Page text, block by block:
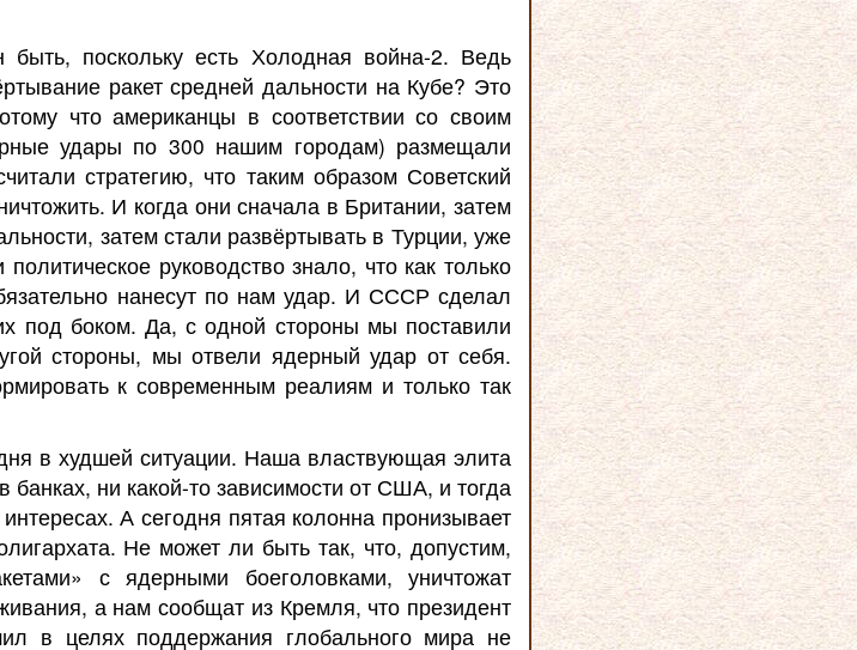
быть, поскольку есть Холодная война-2. Ведь
ракет средней дальности на Кубе? Это
что американцы в соответствии со своим
удары по 300 нашим городам) размещали
стратегию, что таким образом Советский
И когда они сначала в Британии, затем
затем стали развёртывать в Турции, уже
руководство знало, что как только
нанесут по нам удар. И СССР сделал
под боком. Да, с одной стороны мы поставили
стороны, мы отвели ядерный удар от себя.
к современным реалиям и только так
в худшей ситуации. Наша властвующая элита
банках, ни какой-то зависимости от США, и тогда
А сегодня пятая колонна пронизывает
Не может ли быть так, что, допустим,
с ядерными боеголовками, уничтожат
а нам сообщат из Кремля, что президент
в целях поддержания глобального мира не